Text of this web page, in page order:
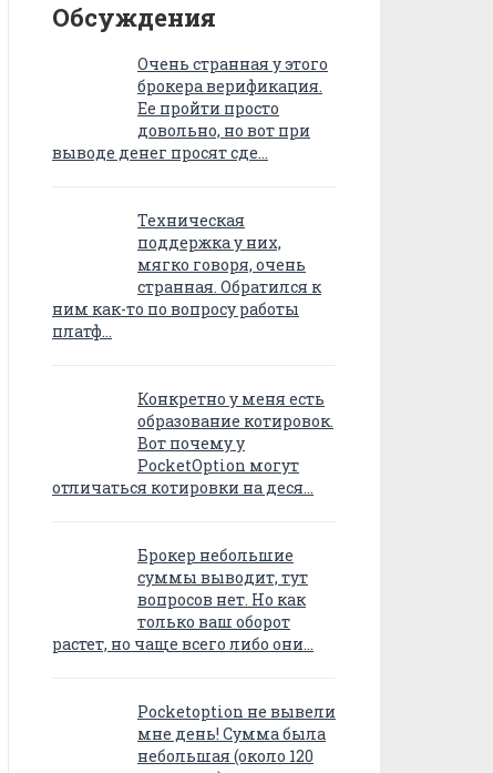
Обсуждения
Очень странная у этого
брокера верификация.
Ее пройти просто
довольно, но вот при
выводе денег просят сде…
Техническая
поддержка у них,
мягко говоря, очень
странная. Обратился к
ним как-то по вопросу работы
платф…
Конкретно у меня есть
образование котировок.
Вот почему у
PocketOption могут
отличаться котировки на деся…
Брокер небольшие
суммы выводит, тут
вопросов нет. Но как
только ваш оборот
растет, но чаще всего либо они…
Pocketoption не вывели
мне день! Сумма была
небольшая (около 120